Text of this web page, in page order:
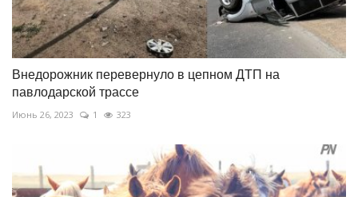
Внедорожник перевернуло в цепном ДТП на
павлодарской трассе
Июнь 26, 2023 1 323